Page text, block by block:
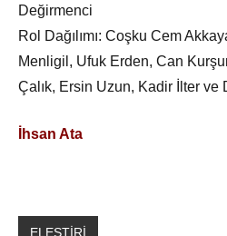
Değirmenci
Rol Dağılımı: Coşku Cem
Menligil, Ufuk Erden, Can
Çalık, Ersin Uzun, Kadir İlter ve
İhsan Ata
ELEŞTİRİ